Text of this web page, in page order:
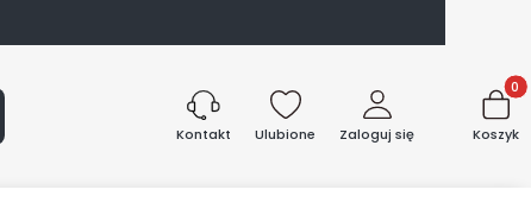
Kontakt Ulubione Zaloguj się Koszyk